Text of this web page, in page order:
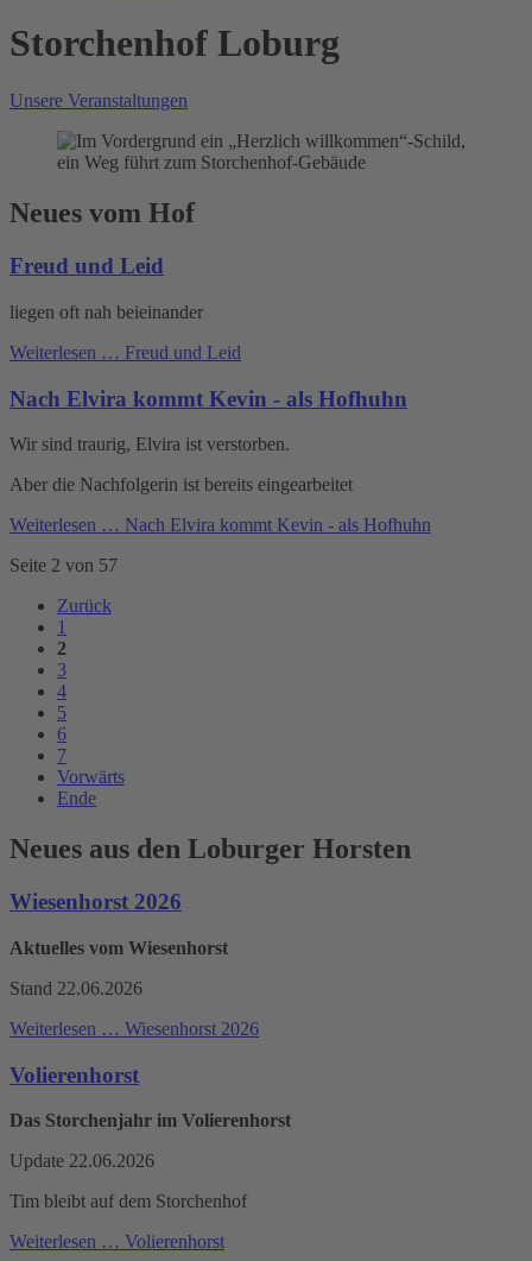
Storchenhof Loburg
Unsere Veranstaltungen
Neues vom Hof
Freud und Leid
liegen oft nah beieinander
Weiterlesen … Freud und Leid
Nach Elvira kommt Kevin - als Hofhuhn
Wir sind traurig, Elvira ist verstorben.
Aber die Nachfolgerin ist bereits eingearbeitet
Weiterlesen … Nach Elvira kommt Kevin - als Hofhuhn
Seite 2 von 57
Zurück
1
2
3
4
5
6
7
Vorwärts
Ende
Neues aus den Loburger Horsten
Wiesenhorst 2026
Aktuelles vom Wiesenhorst
Stand 22.06.2026
Weiterlesen … Wiesenhorst 2026
Volierenhorst
Das Storchenjahr im Volierenhorst
Update 22.06.2026
Tim bleibt auf dem Storchenhof
Weiterlesen … Volierenhorst